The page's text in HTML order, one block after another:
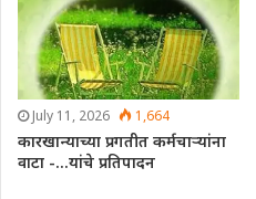
July 11, 2026 1,664
कारखान्याच्या प्रगतीत कर्मचाऱ्यांना
वाटा -…यांचे प्रतिपादन